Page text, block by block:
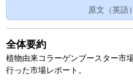
原文（英語）
全体要約
植物由来コラーゲンブースター市
行った市場レポート。